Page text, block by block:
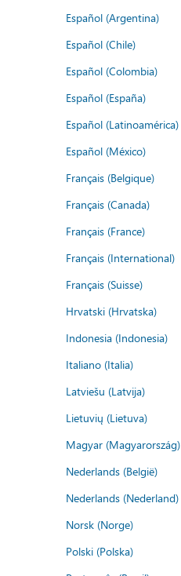
Español (Argentina)
Español (Chile)
Español (Colombia)
Español (España)
Español (Latinoamérica)
Español (México)
Français (Belgique)
Français (Canada)
Français (France)
Français (International)
Français (Suisse)
Hrvatski (Hrvatska)
Indonesia (Indonesia)
Italiano (Italia)
Latviešu (Latvija)
Lietuvių (Lietuva)
Magyar (Magyarország)
Nederlands (België)
Nederlands (Nederland)
Norsk (Norge)
Polski (Polska)